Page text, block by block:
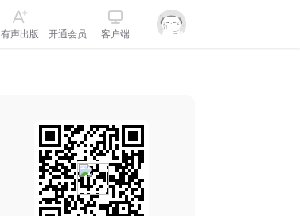
有声出版 开通会员 客户端